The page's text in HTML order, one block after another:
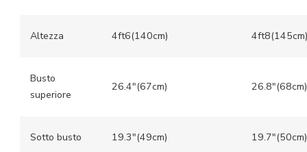
Altezza 4ft6(140cm) 4ft8(145cm)
Busto
superiore
26.4″(67cm) 26.8″(68cm)
Sotto busto 19.3″(49cm) 19.7″(50cm)